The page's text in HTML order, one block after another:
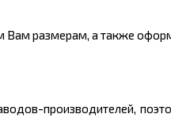
размерам, а также
производителей,